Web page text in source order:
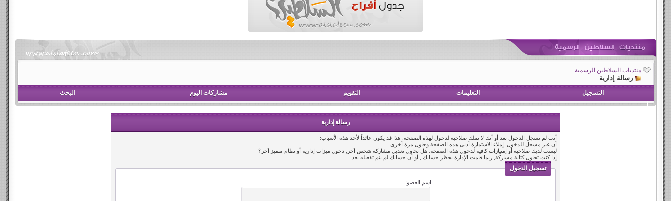
منتديات السلاطين الرسمية
رسالة إدارية
التسجيل التعليمات التقويم مشاركات اليوم البحث
رسالة إدارية
أنت لم تسجل الدخول بعد أو أنك لا تملك صلاحية لدخول لهذه الصفحة. هذا قد يكون عائداً لأحد هذه الأسباب:
أن غير مسجل للدخول. إملاء الاستمارة أدنى هذه الصفحة وحاول مرة أخرى.
ليست لديك صلاحية أو إمتيازات كافية لدخول هذه الصفحة. هل تحاول تعديل مشاركة شخص آخر, دخول ميزات إدارية أو نظام متميز آخر؟
إذا كنت تحاول كتابة مشاركة, ربما قامت الإدارة بحظر حسابك , أو أن حسابك لم يتم تفعيله بعد.
تسجيل الدخول
اسم العضو: